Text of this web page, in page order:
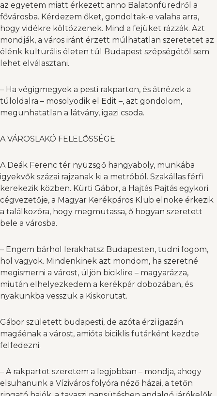
az egyetem miatt érkezett anno Balatonfüredről a
fővárosba. Kérdezem őket, gondoltak-e valaha arra,
hogy vidékre költözzenek. Mind a fejüket rázzák. Azt
mondják, a város iránt érzett múlhatatlan szeretetet az
élénk kulturális életen túl Budapest szépségétől sem
lehet elválasztani.
– Ha végigmegyek a pesti rakparton, és átnézek a
túloldalra – mosolyodik el Edit –, azt gondolom,
megunhatatlan a látvány, igazi csoda.
A VÁROSLAKÓ FELELŐSSÉGE
A Deák Ferenc tér nyüzsgő hangyaboly, munkába
igyekvők százai rajzanak ki a metróból. Szakállas férfi
kerekezik közben. Kürti Gábor, a Hajtás Pajtás egykori
cégvezetője, a Magyar Kerékpáros Klub elnöke érkezik
a találkozóra, hogy megmutassa, ő hogyan szeretett
bele a városba.
– Engem bárhol lerakhatsz Budapesten, tudni fogom,
hol vagyok. Mindenkinek azt mondom, ha szeretné
megismerni a várost, üljön biciklire – magyarázza,
miután elhelyezkedem a kerékpár dobozában, és
nyakunkba vesszük a Kiskörutat.
Gábor született budapesti, de azóta érzi igazán
magáénak a várost, amióta biciklis futárként kezdte
felfedezni.
– A rakpartot szeretem a legjobban – mondja, ahogy
elsuhanunk a Víziváros folyóra néző házai, a tetőn